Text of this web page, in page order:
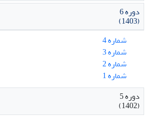
دوره 6
(1403)
شماره 4
شماره 3
شماره 2
شماره 1
دوره 5
(1402)